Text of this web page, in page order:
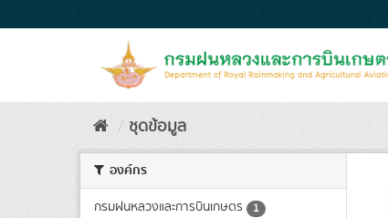
to
ชุดข้อมูล
องค์กร
กรมฝนหลวงและการบินเกษตร 1